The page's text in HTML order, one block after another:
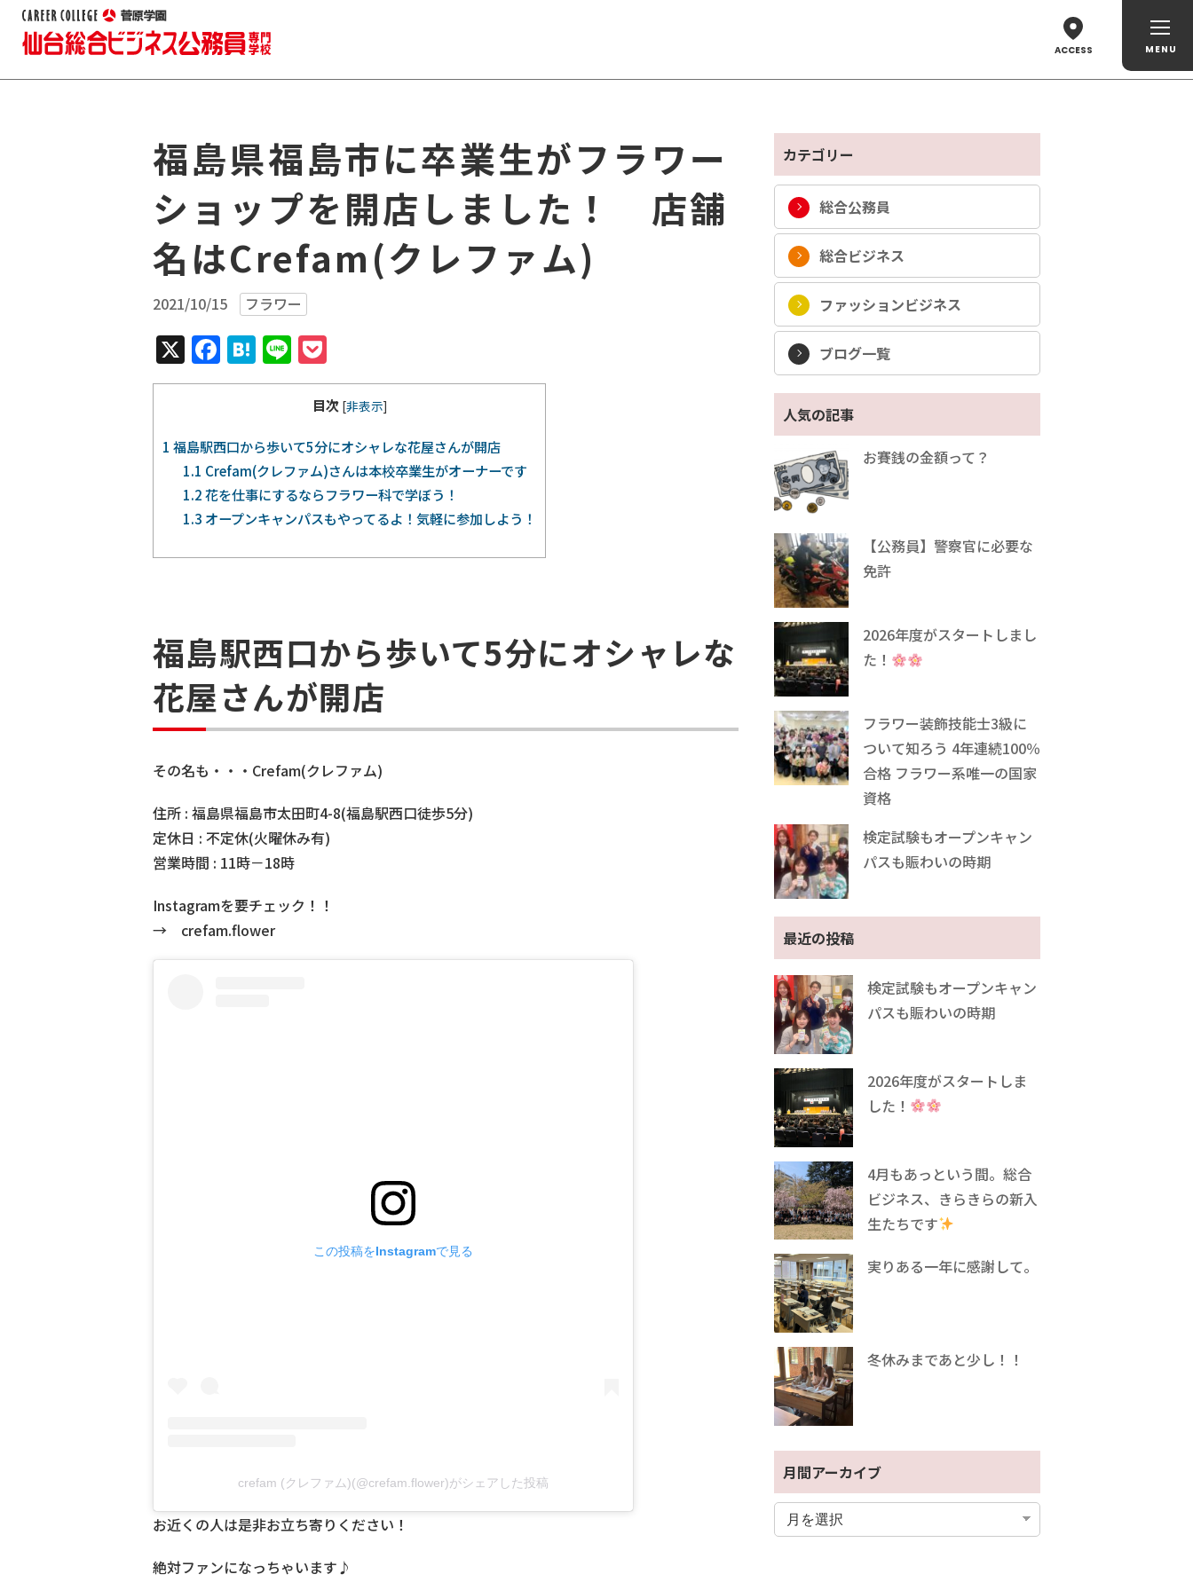
ACCESS
福島県福島市に卒業生がフラワー
ショップを開店しました！ 店舗
名はCrefam(クレファム)
2021/10/15 フラワー
X Facebook
Hatena
Line
目次 [非表示]
1 福島駅西口から歩いて5分にオシャレな花屋さんが開店
1.1 Crefam(クレファム)さんは本校卒業生がオーナーです
1.2花を仕事にするならフラワー科で学ぼう！
1.3 オープンキャンパスもやってるよ！気軽に参加しよう！
福島駅西口から歩いて5分にオシャレな
花屋さんが開店
その名も・・・Crefam(クレファム)
住所 : 福島県福島市太田町4-8(福島駅西口徒歩5分)
定休日 : 不定休(火曜休み有)
営業時間 : 11時－18時
Instagramを要チェック！！
→ crefam.flower
この投稿をInstagramで見る
crefam (クレファム)(@crefam.flower)がシェアした投稿
お近くの人は是非お立ち寄りください！
絶対ファンになっちゃいます♪
カテゴリー
総合公務員
総合ビジネス
ファッションビジネス
ブログ一覧
人気の記事
お賽銭の金額って？
【公務員】警察官に必要な
免許
2026年度がスタートしまし
た！
フラワー装飾技能士3級に
ついて知ろう 4年連続100％
合格 フラワー系唯一の国家
資格
検定試験もオープンキャン
パスも賑わいの時期
最近の投稿
検定試験もオープンキャン
パスも賑わいの時期
2026年度がスタートしま
した！
4月もあっという間。総合
ビジネス、きらきらの新入
生たちです
実りある一年に感謝して。
冬休みまであと少し！！
月間アーカイブ